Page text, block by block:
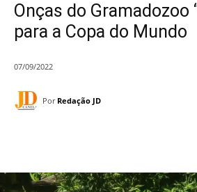
Onças do Gramadozoo
para a Copa do Mundo
07/09/2022
Por Redação JD